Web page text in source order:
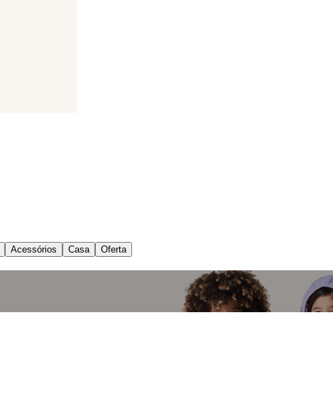
Acessórios Casa Oferta